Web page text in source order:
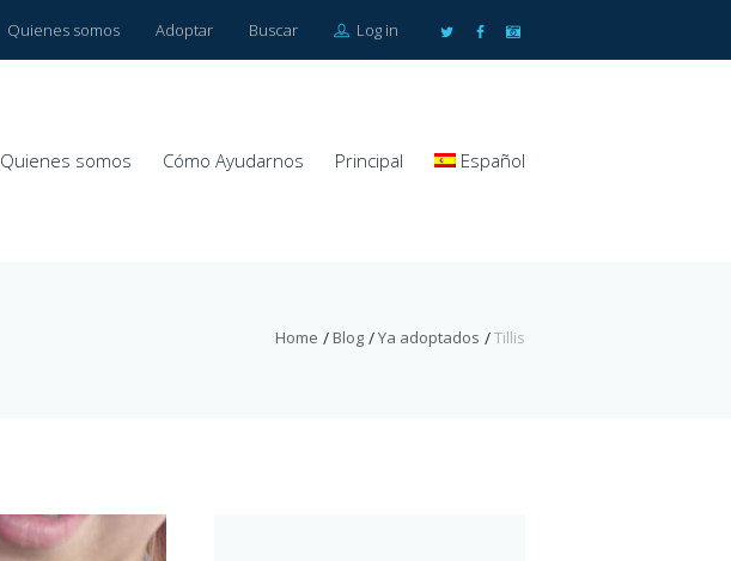
Quienes somos Adoptar Buscar Log in
Quienes somos Cómo Ayudarnos Principal Español
Home Blog Ya adoptados Tillis